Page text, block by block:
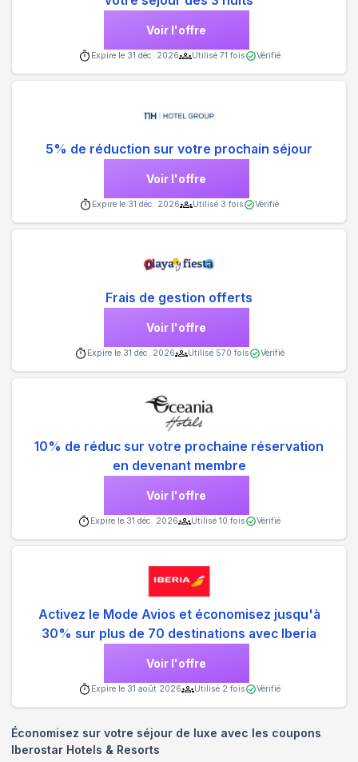
Voir l'offre
Expire le 31 déc. 2026 Utilisé 71 fois Vérifié
5% de réduction sur votre prochain séjour
Voir l'offre
Expire le 31 déc. 2026 Utilisé 3 fois Vérifié
Frais de gestion offerts
Voir l'offre
Expire le 31 déc. 2026 Utilisé 570 fois Vérifié
10% de réduc sur votre prochaine réservation
en devenant membre
Voir l'offre
Expire le 31 déc. 2026 Utilisé 10 fois Vérifié
Activez le Mode Avios et économisez jusqu'à
30% sur plus de 70 destinations avec Iberia
Voir l'offre
Expire le 31 août 2026 Utilisé 2 fois Vérifié
Économisez sur votre séjour de luxe avec les coupons
Iberostar Hotels & Resorts